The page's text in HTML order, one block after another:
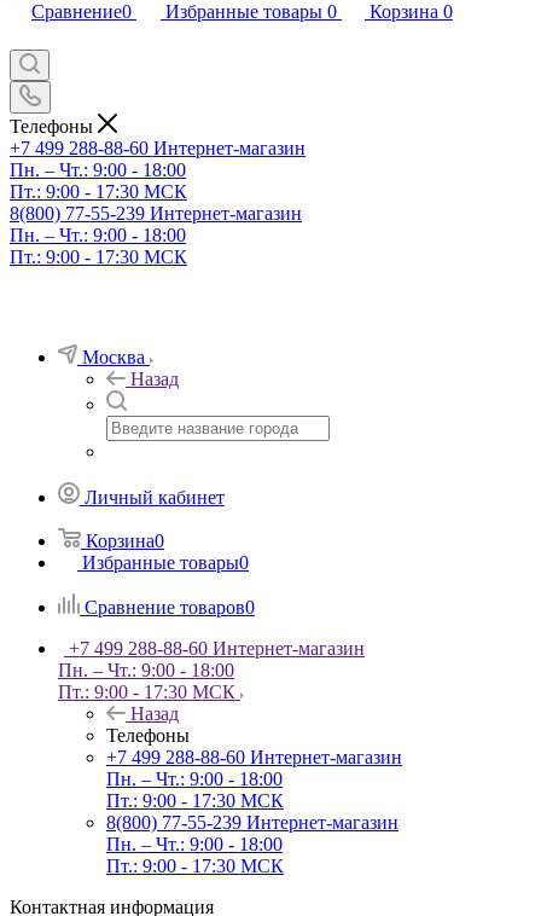
Сравнение0 Избранные товары 0 Корзина 0
Телефоны
+7 499 288-88-60 Интернет-магазин
Пн. – Чт.: 9:00 - 18:00
Пт.: 9:00 - 17:30 МСК
8(800) 77-55-239 Интернет-магазин
Пн. – Чт.: 9:00 - 18:00
Пт.: 9:00 - 17:30 МСК
Москва
Назад
Личный кабинет
Корзина0
Избранные товары0
Сравнение товаров0
+7 499 288-88-60 Интернет-магазин
Пн. – Чт.: 9:00 - 18:00
Пт.: 9:00 - 17:30 МСК
Назад
Телефоны
+7 499 288-88-60 Интернет-магазин
Пн. – Чт.: 9:00 - 18:00
Пт.: 9:00 - 17:30 МСК
8(800) 77-55-239 Интернет-магазин
Пн. – Чт.: 9:00 - 18:00
Пт.: 9:00 - 17:30 МСК
Контактная информация